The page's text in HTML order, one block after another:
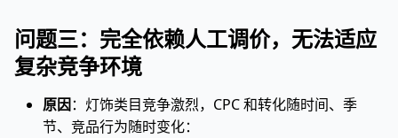
问题三：完全依赖人工调价，无法适应
复杂竞争环境
原因：灯饰类目竞争激烈，CPC 和转化随时间、季
节、竞品行为随时变化：